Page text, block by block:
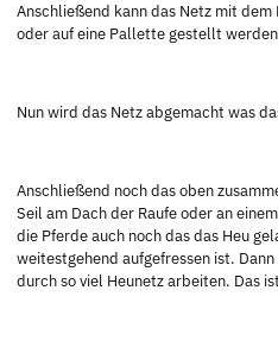
Anschließend kann das Netz mit dem
oder auf eine Pallette gestellt
Nun wird das Netz abgemacht was
Anschließend noch das oben
Seil am Dach der Raufe oder an
die Pferde auch noch das das Heu
weitestgehend aufgefressen ist.
durch so viel Heunetz arbeiten. Das